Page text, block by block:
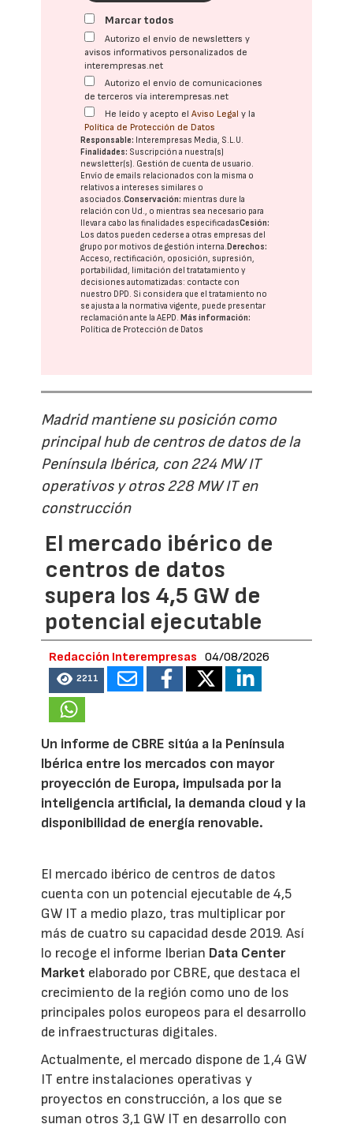
Marcar todos
Autorizo el envío de newsletters y
avisos informativos personalizados de
interempresas.net
Autorizo el envío de comunicaciones
de terceros vía interempresas.net
He leído y acepto elAviso Legal y la
Política de Protección de Datos
Responsable: Interempresas Media, S.L.U.
Finalidades: Suscripción a nuestra(s)
newsletter(s). Gestión de cuenta de usuario.
Envío de emails relacionados con la misma o
relativos a intereses similares o
asociados.Conservación: mientras dure la
relación con Ud., o mientras sea necesario para
llevar a cabo las finalidades especificadasCesión:
Los datos pueden cederse a otras empresas del
grupo por motivos de gestión interna. Derechos:
Acceso, rectificación, oposición, supresión,
portabilidad, limitación del tratatamiento y
decisiones automatizadas: contacte con
nuestro DPD. Si considera que el tratamiento no
se ajusta a la normativa vigente, puede presentar
reclamación ante laAEPD. Más información:
Política de Protección de Datos
Madrid mantiene su posición como
principal hub de centros de datos de la
Península Ibérica, con 224 MW IT
operativos y otros 228 MW IT en
construcción
El mercado ibérico de
centros de datos
supera los 4,5 GW de
potencial ejecutable
Redacción Interempresas 04/08/2026
2211
Un informe de CBRE sitúa a la Península
Ibérica entre los mercados con mayor
proyección de Europa, impulsada por la
inteligencia artificial, la demanda cloud y la
disponibilidad de energía renovable.
El mercado ibérico de centros de datos
cuenta con un potencial ejecutable de 4,5
GW IT a medio plazo, tras multiplicar por
más de cuatro su capacidad desde 2019. Así
lo recoge el informe Iberian Data Center
Market elaborado por CBRE, que destaca el
crecimiento de la región como uno de los
principales polos europeos para el desarrollo
de infraestructuras digitales.
Actualmente, el mercado dispone de 1,4 GW
IT entre instalaciones operativas y
proyectos en construcción, a los que se
suman otros 3,1 GW IT en desarrollo con